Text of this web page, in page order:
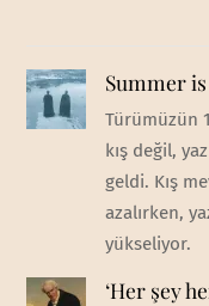
Summer
Türümüzün
kış değil,
geldi. Kış
azalırken,
yükseliyor.
‘Her şey